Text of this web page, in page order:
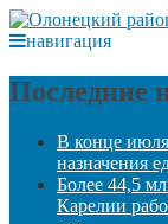
навигация
Последние
В конце
назначения
Более 44,5
Карелии